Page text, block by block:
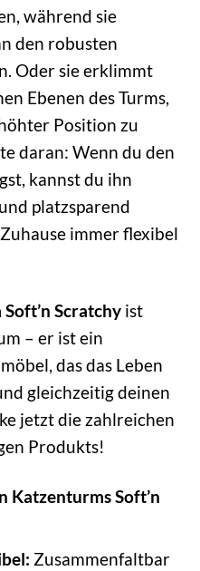
während sie
den robusten
Oder sie erklimmt
Ebenen des Turms,
Position zu
daran: Wenn du den
kannst du ihn
platzsparend
immer flexibel
Scratchy ist
– er ist ein
das das Leben
gleichzeitig deinen
jetzt die zahlreichen
Produkts!
Katzenturms Soft’n
Zusammenfaltbar